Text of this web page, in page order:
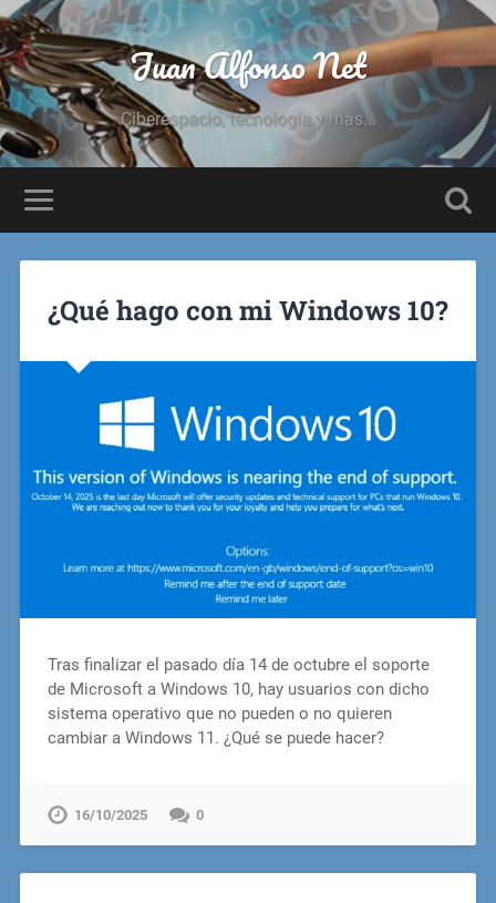
Juan Alfonso Net
Ciberespacio, tecnología y más...
¿Qué hago con mi Windows 10?
Tras finalizar el pasado día 14 de octubre el soporte
de Microsoft a Windows 10, hay usuarios con dicho
sistema operativo que no pueden o no quieren
cambiar a Windows 11. ¿Qué se puede hacer?
16/10/2025 0